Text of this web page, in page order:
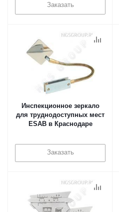
Заказать
Инспекционное зеркало
для труднодоступных мест
ESAB в Краснодаре
Заказать